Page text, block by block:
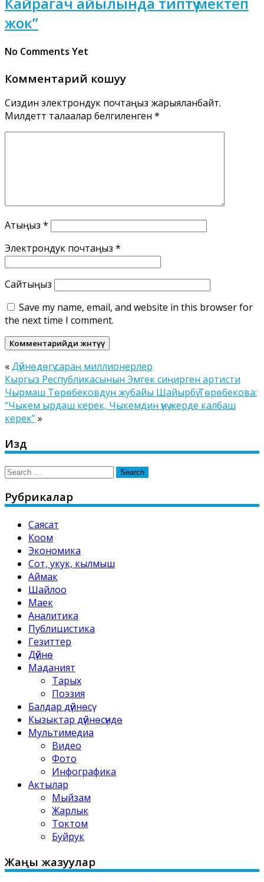
жок”
No Comments Yet
Комментарий кошуу
Сиздин электрондук почтаңыз жарыяланбайт.
Милдеттүү талаалар белгиленген *
Атыңыз *
Электрондук почтаңыз *
Сайтыңыз
Save my name, email, and website in this browser for
the next time I comment.
«Дүйнөдөгү сараң миллионерлер
Кыргыз Республикасынын Эмгек сиңирген артисти
Чырмаш Төрөбековдун жубайы Шайырбү Төрөбекова:
“Чыкем ырдаш керек, Чыкемдин үнү жерде калбаш
керек”»
Издөө
Search
Рубрикалар
Саясат
Коом
Экономика
Сот, укук, кылмыш
Аймак
Шайлоо
Маек
Аналитика
Публицистика
Гезиттер
Дүйнө
Маданият
Тарых
Поэзия
Балдар дүйнөсү
Кызыктар дүйнөсүндө
Мультимедиа
Видео
Фото
Инфографика
Актылар
Мыйзам
Жарлык
Токтом
Буйрук
Жаңы жазуулар